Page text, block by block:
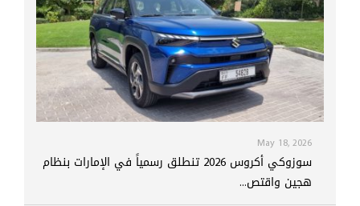
May 18, 2026
سوزوكي أكروس 2026 تنطلق رسمياً في الإمارات بنظام
هجين واقتص...